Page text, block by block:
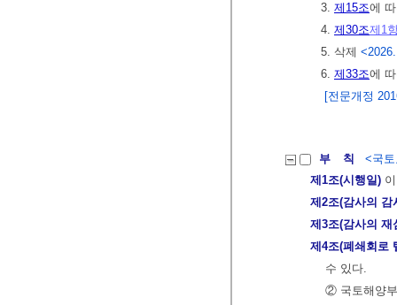
3. 제15조에
4. 제30조제1
5. 삭제
6. 제33조에
[전문개정
부 칙
<국
제1조(시행일)
제2조(감사의 감
제3조(감사의 재
제4조(폐쇄회로
수 있다.
② 국토해양부